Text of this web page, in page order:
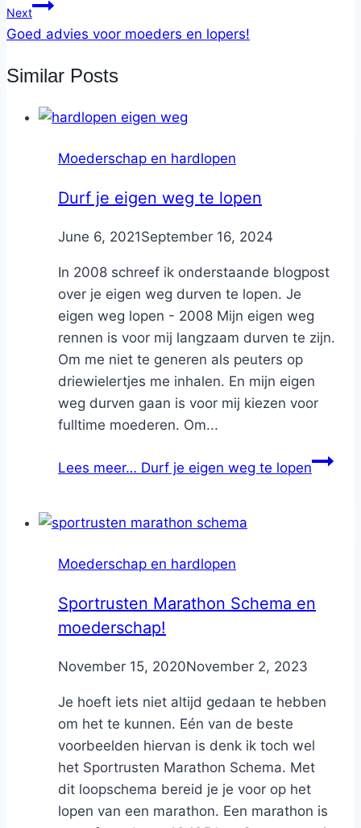
Next
Goed advies voor moeders en lopers!
Similar Posts
Moederschap en hardlopen
Durf je eigen weg te lopen
ByNicole
June 6, 2021September 16, 2024
In 2008 schreef ik onderstaande blogpost
over je eigen weg durven te lopen. Je
eigen weg lopen - 2008 Mijn eigen weg
rennen is voor mij langzaam durven te zijn.
Om me niet te generen als peuters op
driewielertjes me inhalen. En mijn eigen
weg durven gaan is voor mij kiezen voor
fulltime moederen. Om...
Lees meer… Durf je eigen weg te lopen
Moederschap en hardlopen
Sportrusten Marathon Schema en
moederschap!
ByNicole
November 15, 2020November 2, 2023
Je hoeft iets niet altijd gedaan te hebben
om het te kunnen. Eén van de beste
voorbeelden hiervan is denk ik toch wel
het Sportrusten Marathon Schema. Met
dit loopschema bereid je je voor op het
lopen van een marathon. Een marathon is